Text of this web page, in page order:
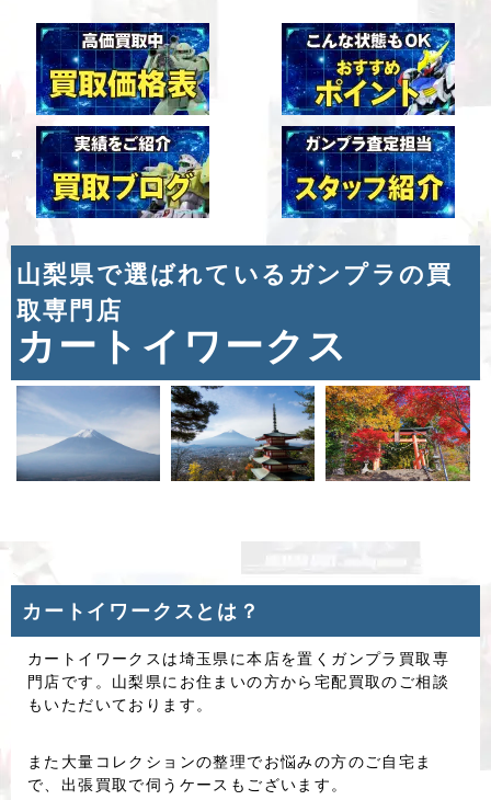
山梨県で選ばれているガンプラの買
取専門店
カートイワークス
カートイワークスとは？
カートイワークスは埼玉県に本店を置くガンプラ買取専
門店です。山梨県にお住まいの方から宅配買取のご相談
もいただいております。
また大量コレクションの整理でお悩みの方のご自宅ま
で、出張買取で伺うケースもございます。